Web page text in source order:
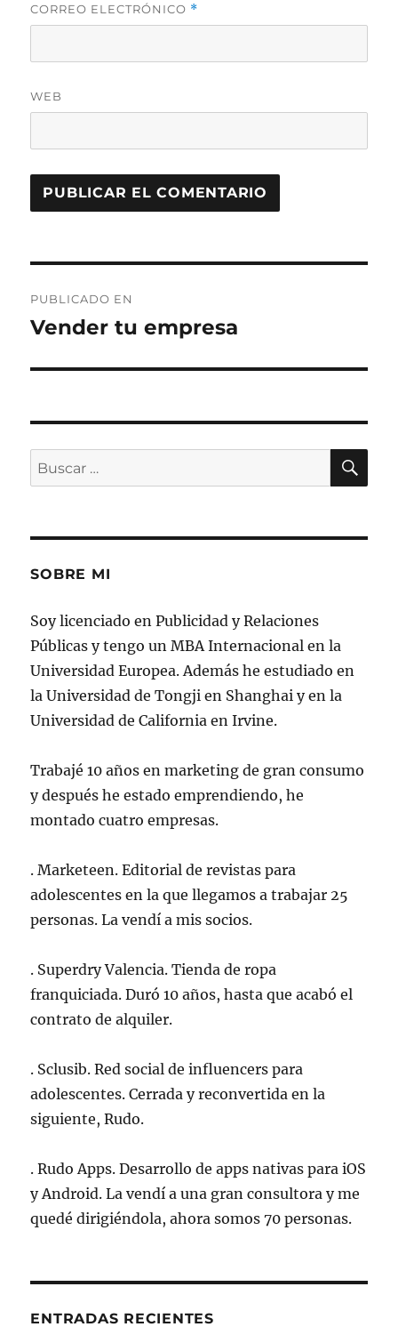
CORREO ELECTRÓNICO *
WEB
de
PUBLICADO EN
Vender tu empresa
Buscar
por:
SOBRE MI
Soy licenciado en Publicidad y Relaciones
Públicas y tengo un MBA Internacional en la
Universidad Europea. Además he estudiado en
la Universidad de Tongji en Shanghai y en la
Universidad de California en Irvine.
Trabajé 10 años en marketing de gran consumo
y después he estado emprendiendo, he
montado cuatro empresas.
. Marketeen. Editorial de revistas para
adolescentes en la que llegamos a trabajar 25
personas. La vendí a mis socios.
. Superdry Valencia. Tienda de ropa
franquiciada. Duró 10 años, hasta que acabó el
contrato de alquiler.
. Sclusib. Red social de influencers para
adolescentes. Cerrada y reconvertida en la
siguiente, Rudo.
. Rudo Apps. Desarrollo de apps nativas para iOS
y Android. La vendí a una gran consultora y me
quedé dirigiéndola, ahora somos 70 personas.
ENTRADAS RECIENTES